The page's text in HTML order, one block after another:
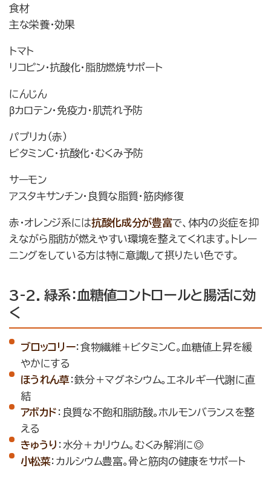
食材
主な栄養・効果
トマト
リコピン・抗酸化・脂肪燃焼サポート
にんじん
βカロテン・免疫力・肌荒れ予防
パプリカ（赤）
ビタミンC・抗酸化・むくみ予防
サーモン
アスタキサンチン・良質な脂質・筋肉修復
赤・オレンジ系には抗酸化成分が豊富で、体内の炎症を抑
えながら脂肪が燃えやすい環境を整えてくれます。トレー
ニングをしている方は特に意識して摂りたい色です。
3-2. 緑系：血糖値コントロールと腸活に効
く
ブロッコリー：食物繊維＋ビタミンC。血糖値上昇を緩
やかにする
ほうれん草 ：鉄分＋マグネシウム。エネルギー代謝に直
結
アボカド ：良質な不飽和脂肪酸。ホルモンバランスを整
える
きゅうり ：水分＋カリウム。むくみ解消に◎
小松菜：カルシウム豊富。骨と筋肉の健康をサポート